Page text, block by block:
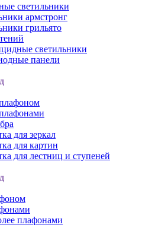
светильники
армстронг
грильято
светильники
панели
для зеркал
для картин
для лестниц и ступеней
плафонами